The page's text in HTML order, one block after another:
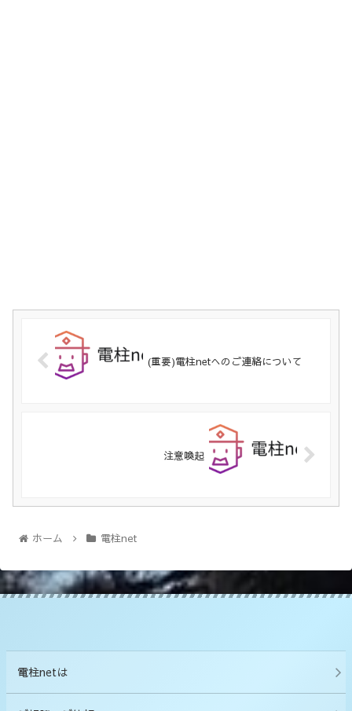
(重要)電柱netへのご連絡について
注意喚起
ホーム 電柱net
電柱netは